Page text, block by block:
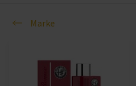
Marke